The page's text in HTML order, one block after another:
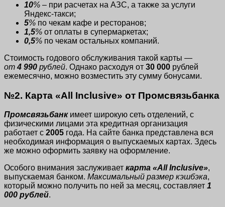
10% – при расчетах на АЗС, а также за услуги
Яндекс-такси;
5% по чекам кафе и ресторанов;
1,5% от оплаты в супермаркетах;
0,5% по чекам остальных компаний.
Стоимость годового обслуживания такой карты —
от4 990 рублей. Однако расходуя от 30 000 рублей
ежемесячно, можно возместить эту сумму бонусами.
№2. Карта «All Inclusive» от Промсвязьбанка
Промсвязьбанкимеет широкую сеть отделений, с
физическими лицами эта кредитная организация
работает с 2005 года. На сайте банка представлена вся
необходимая информация о выпускаемых картах. Здесь
же можно оформить заявку на оформление.
Особого внимания заслуживает карта «All Inclusive»,
выпускаемая банком. Максимальный размер кэшбэка,
который можно получить по ней за месяц, составляет 1
000 рублей.